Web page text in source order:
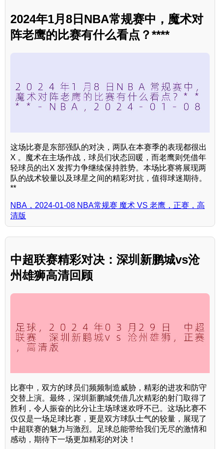
2024年1月8日NBA常规赛中，魔术对
阵老鹰的比赛有什么看点？****
这场比赛是东部强队的对决，两队在本赛季的表现都很出
X 。魔术在主场作战，球员们状态回暖，而老鹰则凭借年
轻球员的出X 发挥力争继续保持胜势。本场比赛将展现两
队的战术较量以及球星之间的精彩对抗，值得球迷期待。
**
NBA，2024-01-08 NBA常规赛 魔术 VS 老鹰，正赛，高
清版
中超联赛精彩对决：深圳新鹏城vs沧
州雄狮高清回顾
比赛中，双方的球员们频频制造威胁，精彩的进攻和防守
交替上演。最终，深圳新鹏城凭借几次精彩的射门取得了
胜利，令人振奋的比分让主场球迷欢呼不已。这场比赛不
仅仅是一场足球比赛，更是双方球队士气的较量，展现了
中超联赛的魅力与激烈。足球总能带给我们无尽的激情和
感动，期待下一场更加精彩的对决！